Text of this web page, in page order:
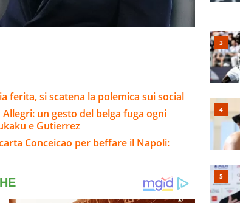
ferita, si scatena la polemica sui social
un gesto del belga fuga ogni
e Gutierrez
Conceicao per beffare il Napoli: